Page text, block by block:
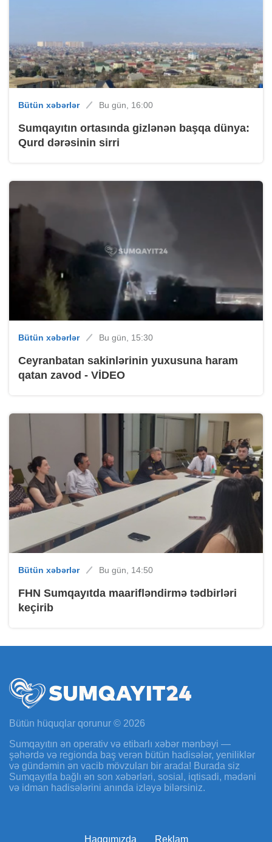
Bütün xəbərlər Bu gün, 16:00
Sumqayıtın ortasında gizlənən başqa dünya:
Qurd dərəsinin sirri
Bütün xəbərlər Bu gün, 15:30
Ceyranbatan sakinlərinin yuxusuna haram
qatan zavod - VİDEO
Bütün xəbərlər Bu gün, 14:50
FHN Sumqayıtda maarifləndirmə tədbirləri
keçirib
Bütün hüquqlar qorunur © 2026
Sumqayıtın ən operativ və etibarlı xəbər mənbəyi —
şəhərdə və regionda baş verən bütün hadisələr, yeniliklər
və gündəmin ən vacib mövzuları bir arada! Burada siz
Sumqayıtla bağlı ən son xəbərləri, sosial, iqtisadi, mədəni
və idman hadisələrini anında izləyə bilərsiniz.
Haqqımızda Reklam